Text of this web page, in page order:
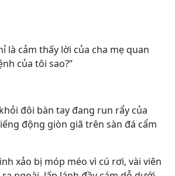
là cảm thấy lời của cha mẹ quan
của tôi sao?”
đôi bàn tay đang run rẩy của
động giòn giã trên sàn đá cẩm
xảo bị móp méo vì cú rơi, vài viên